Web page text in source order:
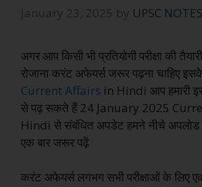
January 23, 2025 by UPSC NOTES
अगर आप किसी भी प्रतियोगी परीक्षा की
रोजाना करंट अफेयर्स जरूर पढ़ना चाहिए
Current Affairs in Hindi आप हमारी
से पढ़ सकते हैं 24 January 2025
Hindi से संबंधित अपडेट हमने नीचे
एक बार जरूर पढ़ें
करंट अफेयर्स लगभग सभी परीक्षाओं के लिए